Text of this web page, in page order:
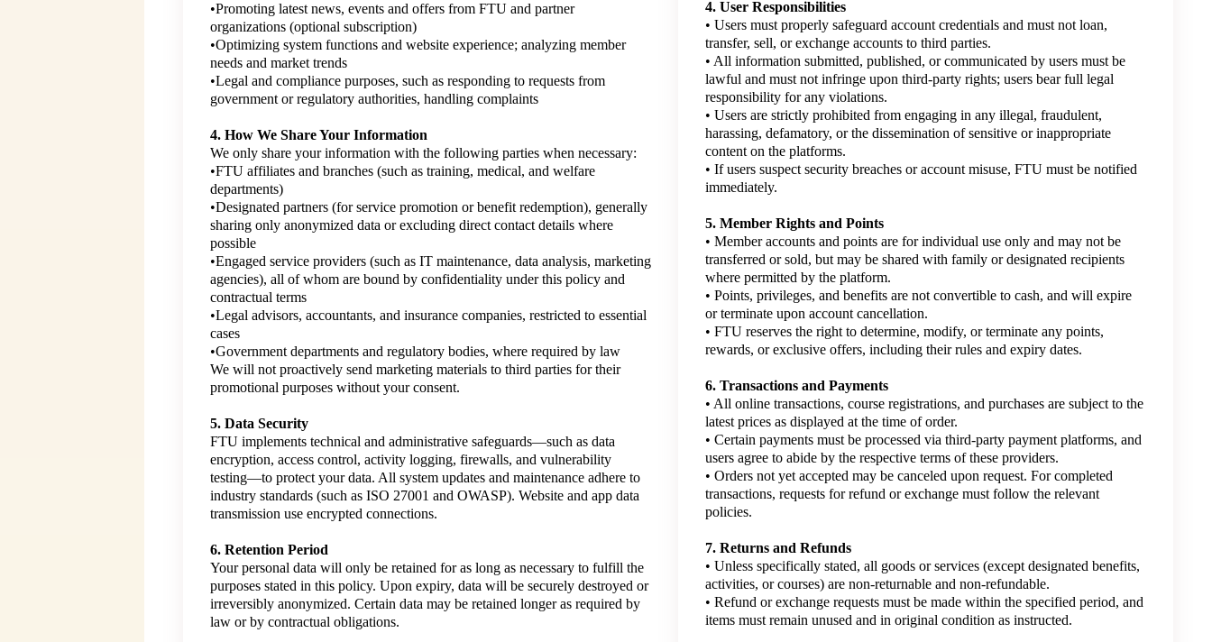
•Promoting latest news, events and offers from FTU and partner
organizations (optional subscription)
•Optimizing system functions and website experience; analyzing member
needs and market trends
•Legal and compliance purposes, such as responding to requests from
government or regulatory authorities, handling complaints
4. How We Share Your Information
We only share your information with the following parties when necessary:
•FTU affiliates and branches (such as training, medical, and welfare
departments)
•Designated partners (for service promotion or benefit redemption), generally
sharing only anonymized data or excluding direct contact details where
possible
•Engaged service providers (such as IT maintenance, data analysis, marketing
agencies), all of whom are bound by confidentiality under this policy and
contractual terms
•Legal advisors, accountants, and insurance companies, restricted to essential
cases
•Government departments and regulatory bodies, where required by law
We will not proactively send marketing materials to third parties for their
promotional purposes without your consent.
5. Data Security
FTU implements technical and administrative safeguards—such as data
encryption, access control, activity logging, firewalls, and vulnerability
testing—to protect your data. All system updates and maintenance adhere to
industry standards (such as ISO 27001 and OWASP). Website and app data
transmission use encrypted connections.
6. Retention Period
Your personal data will only be retained for as long as necessary to fulfill the
purposes stated in this policy. Upon expiry, data will be securely destroyed or
irreversibly anonymized. Certain data may be retained longer as required by
law or by contractual obligations.
4. User Responsibilities
• Users must properly safeguard account credentials and must not loan,
transfer, sell, or exchange accounts to third parties.
• All information submitted, published, or communicated by users must be
lawful and must not infringe upon third-party rights; users bear full legal
responsibility for any violations.
• Users are strictly prohibited from engaging in any illegal, fraudulent,
harassing, defamatory, or the dissemination of sensitive or inappropriate
content on the platforms.
• If users suspect security breaches or account misuse, FTU must be notified
immediately.
5. Member Rights and Points
• Member accounts and points are for individual use only and may not be
transferred or sold, but may be shared with family or designated recipients
where permitted by the platform.
• Points, privileges, and benefits are not convertible to cash, and will expire
or terminate upon account cancellation.
• FTU reserves the right to determine, modify, or terminate any points,
rewards, or exclusive offers, including their rules and expiry dates.
6. Transactions and Payments
• All online transactions, course registrations, and purchases are subject to the
latest prices as displayed at the time of order.
• Certain payments must be processed via third-party payment platforms, and
users agree to abide by the respective terms of these providers.
• Orders not yet accepted may be canceled upon request. For completed
transactions, requests for refund or exchange must follow the relevant
policies.
7. Returns and Refunds
• Unless specifically stated, all goods or services (except designated benefits,
activities, or courses) are non-returnable and non-refundable.
• Refund or exchange requests must be made within the specified period, and
items must remain unused and in original condition as instructed.